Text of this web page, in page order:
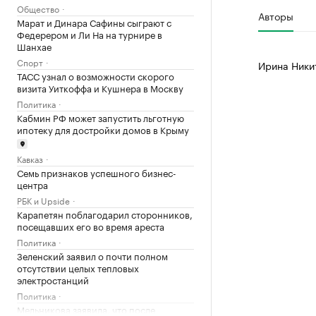
Общество
Марат и Динара Сафины сыграют с
Федерером и Ли На на турнире в
Шанхае
Спорт
ТАСС узнал о возможности скорого
визита Уиткоффа и Кушнера в Москву
Политика
Кабмин РФ может запустить льготную
ипотеку для достройки домов в Крыму
Кавказ
Семь признаков успешного бизнес-
центра
РБК и Upside
Карапетян поблагодарил сторонников,
посещавших его во время ареста
Политика
Зеленский заявил о почти полном
отсутствии целых тепловых
электростанций
Политика
Мельникова заявила, что после
Авторы
Ирина